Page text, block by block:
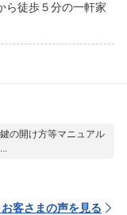
徒歩５分の一軒家
の開け方等マニュアル
客さまの声を見る